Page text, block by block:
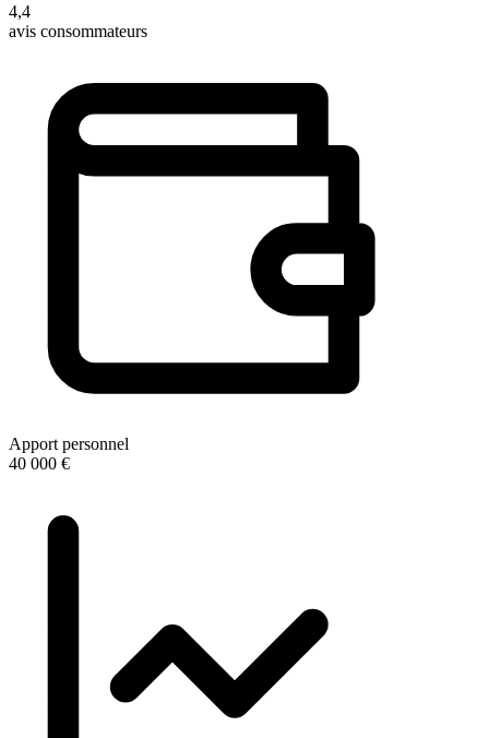
4,4
avis consommateurs
Apport personnel
40 000 €